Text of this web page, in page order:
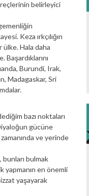
belirleyici
Keza ırkçılığın
ülke. Hala daha
Burundi, Irak,
Madagaskar, Sri
bazı noktaları
gücüne
zamanında ve yerinde
bunları bulmak
yapmanın en önemli
yaşayarak